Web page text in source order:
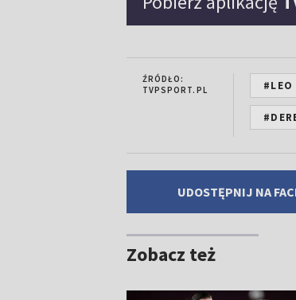
ŹRÓDŁO:
TVPSPORT.PL
#LEO
UDOSTĘPNIJ NA
Zobacz też